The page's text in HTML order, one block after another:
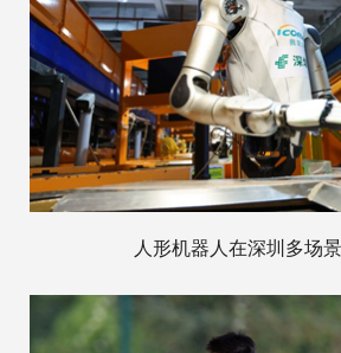
人形机器人在深圳多场